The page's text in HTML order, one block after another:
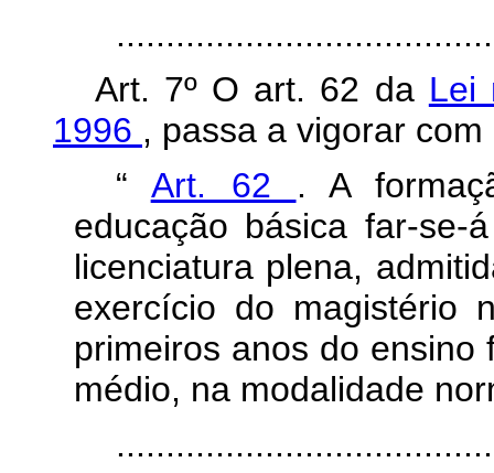
Art. 7º O art. 62 da Lei
1996 , passa a vigorar
“ Art. 62 . A
educação básica far-
licenciatura plena,
exercício do magistério
primeiros anos do
médio, na modalidade